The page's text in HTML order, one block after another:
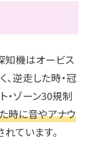
知機はオービス
逆走した時・冠
・ゾーン30規制
時に音やアナウ
ています。